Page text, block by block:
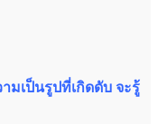
มเป็นรูปที่เกิดดับ จะรู้